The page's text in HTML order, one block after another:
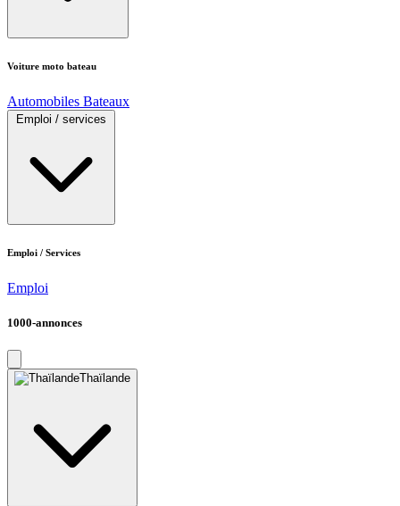
Voiture moto bateau
Automobiles Bateaux
Emploi / services
Emploi / Services
Emploi
1000-annonces
Thaïlande